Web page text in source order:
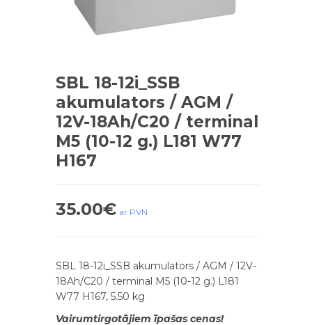
SBL 18-12i_SSB
akumulators / AGM /
12V-18Ah/C20 / terminal
M5 (10-12 g.) L181 W77
H167
35.00€ ar PVN
SBL 18-12i_SSB akumulators / AGM / 12V-
18Ah/C20 / terminal M5 (10-12 g.) L181
W77 H167, 5.50 kg
Vairumtirgotājiem īpašas cenas!